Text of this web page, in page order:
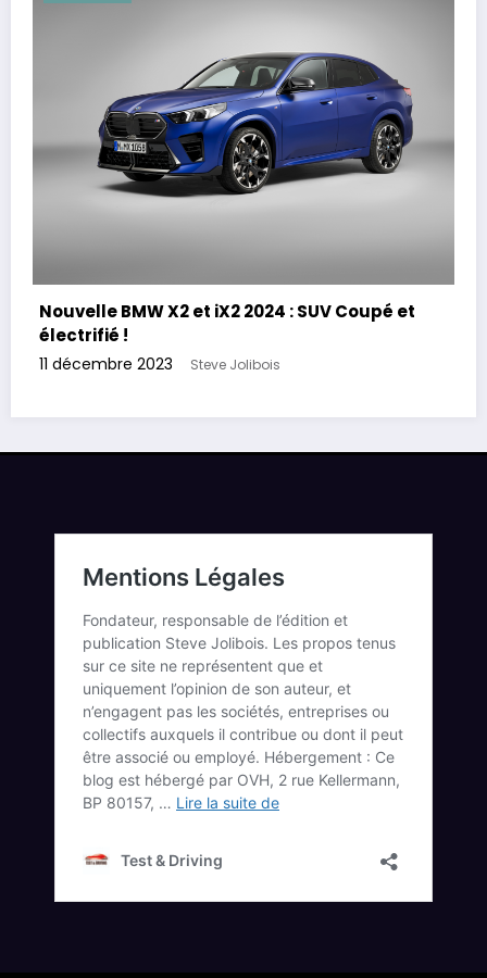
Nouvelle BMW X2 et iX2 2024 : SUV Coupé et
électrifié !
11 décembre 2023 Steve Jolibois